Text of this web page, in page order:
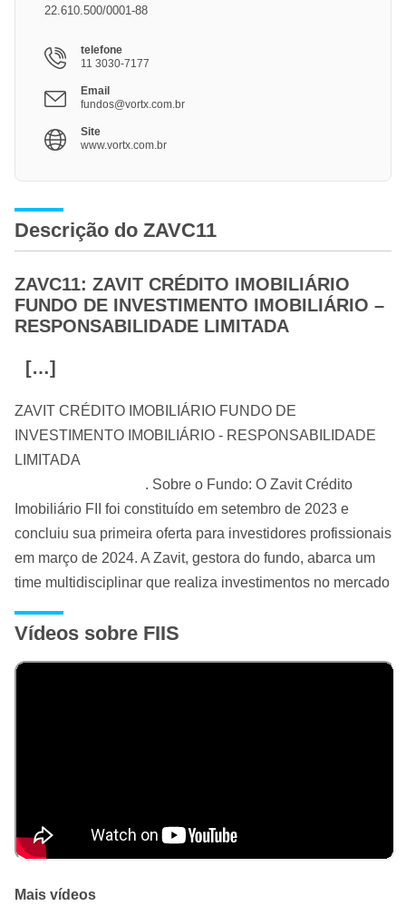
22.610.500/0001-88
telefone
11 3030-7177
Email
fundos@vortx.com.br
Site
www.vortx.com.br
Descrição do ZAVC11
ZAVC11: ZAVIT CRÉDITO IMOBILIÁRIO
FUNDO DE INVESTIMENTO IMOBILIÁRIO –
RESPONSABILIDADE LIMITADA
[…]
ZAVIT CRÉDITO IMOBILIÁRIO FUNDO DE
INVESTIMENTO IMOBILIÁRIO - RESPONSABILIDADE
LIMITADA
. Sobre o Fundo: O Zavit Crédito
Imobiliário FII foi constituído em setembro de 2023 e
concluiu sua primeira oferta para investidores profissionais
em março de 2024. A Zavit, gestora do fundo, abarca um
time multidisciplinar que realiza investimentos no mercado
aproximadamente, R$546 milhões de reais em
Vídeos sobre FIIS
Mais vídeos